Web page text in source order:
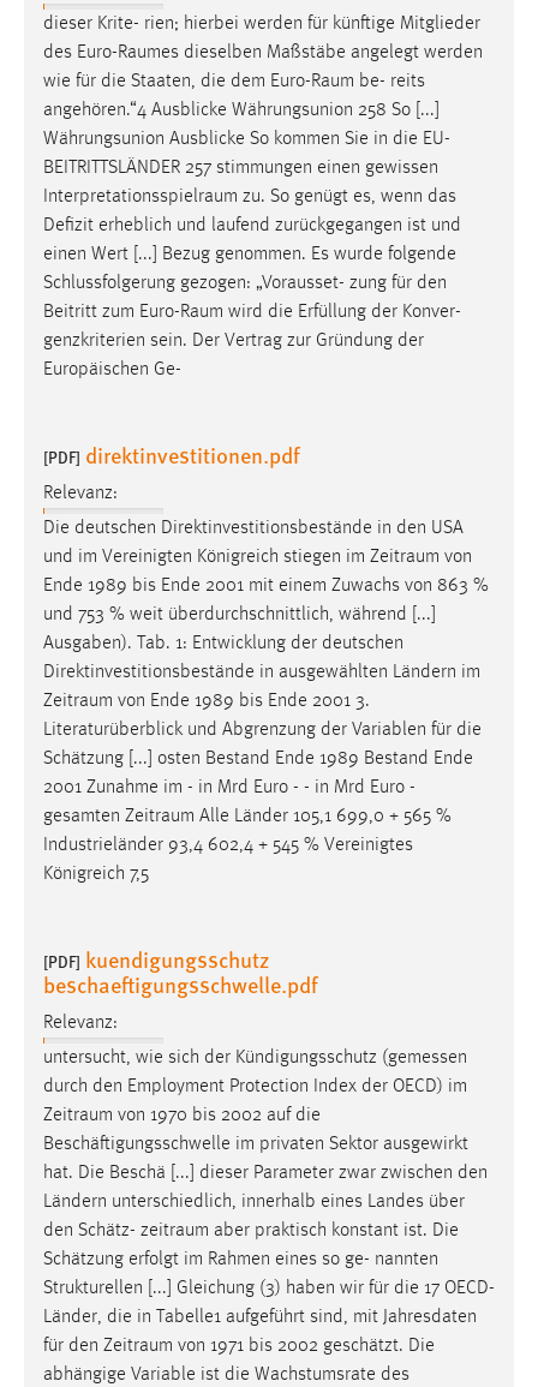
dieser Krite- rien; hierbei werden für künftige Mitglieder
des Euro-Raumes dieselben Maßstäbe angelegt werden
wie für die Staaten, die dem Euro-Raum be- reits
angehören.“4 Ausblicke Währungsunion 258 So [...]
Währungsunion Ausblicke So kommen Sie in die EU-
BEITRITTSLÄNDER 257 stimmungen einen gewissen
Interpretationsspielraum zu. So genügt es, wenn das
Defizit erheblich und laufend zurückgegangen ist und
einen Wert [...] Bezug genommen. Es wurde folgende
Schlussfolgerung gezogen: „Vorausset- zung für den
Beitritt zum Euro-Raum wird die Erfüllung der Konver-
genzkriterien sein. Der Vertrag zur Gründung der
Europäischen Ge-
[PDF] direktinvestitionen.pdf
Relevanz:
Die deutschen Direktinvestitionsbestände in den USA
und im Vereinigten Königreich stiegen im Zeitraum von
Ende 1989 bis Ende 2001 mit einem Zuwachs von 863 %
und 753 % weit überdurchschnittlich, während [...]
Ausgaben). Tab. 1: Entwicklung der deutschen
Direktinvestitionsbestände in ausgewählten Ländern im
Zeitraum von Ende 1989 bis Ende 2001 3.
Literaturüberblick und Abgrenzung der Variablen für die
Schätzung [...] osten Bestand Ende 1989 Bestand Ende
2001 Zunahme im - in Mrd Euro - - in Mrd Euro -
gesamten Zeitraum Alle Länder 105,1 699,0 + 565 %
Industrieländer 93,4 602,4 + 545 % Vereinigtes
Königreich 7,5
[PDF] kuendigungsschutz
beschaeftigungsschwelle.pdf
Relevanz:
untersucht, wie sich der Kündigungsschutz (gemessen
durch den Employment Protection Index der OECD) im
Zeitraum von 1970 bis 2002 auf die
Beschäftigungsschwelle im privaten Sektor ausgewirkt
hat. Die Beschä [...] dieser Parameter zwar zwischen den
Ländern unterschiedlich, innerhalb eines Landes über
den Schätz- zeitraum aber praktisch konstant ist. Die
Schätzung erfolgt im Rahmen eines so ge- nannten
Strukturellen [...] Gleichung (3) haben wir für die 17 OECD-
Länder, die in Tabelle1 aufgeführt sind, mit Jahresdaten
für den Zeitraum von 1971 bis 2002 geschätzt. Die
abhängige Variable ist die Wachstumsrate des